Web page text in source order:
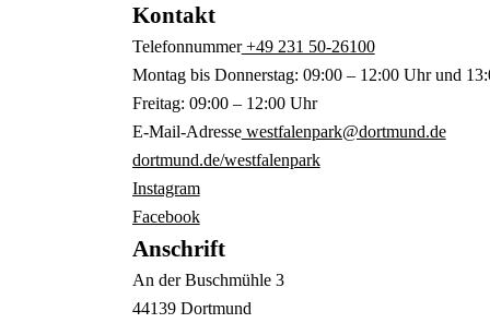
Kontakt
Telefonnummer+49 231 50-26100
Montag bis Donnerstag: 09:00 – 12:00 Uhr und
Freitag: 09:00 – 12:00 Uhr
E-Mail-Adressewestfalenpark@dortmund.de
dortmund.de/westfalenpark
Instagram
Facebook
Anschrift
An der Buschmühle 3
44139 Dortmund